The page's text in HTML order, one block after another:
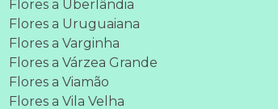
Flores a Uberlândia
Flores a Uruguaiana
Flores a Varginha
Flores a Várzea Grande
Flores a Viamão
Flores a Vila Velha